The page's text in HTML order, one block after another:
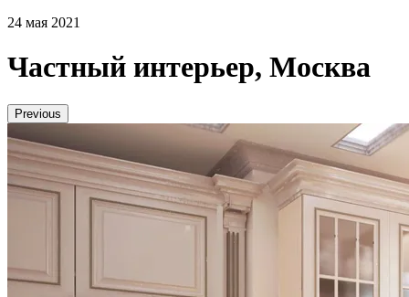
24 мая 2021
Частный интерьер, Москва
Previous